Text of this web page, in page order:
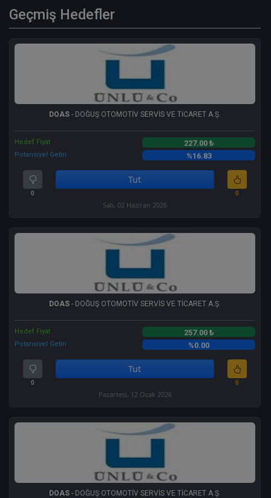
Geçmiş Hedefler
DOAS - DOĞUŞ OTOMOTİV SERVİS VE TİCARET A.Ş.
Hedef Fiyat 227.00 ₺
Potansiyel Getiri %16.83
0
Tut
0
Salı, 02 Haziran 2026
DOAS - DOĞUŞ OTOMOTİV SERVİS VE TİCARET A.Ş.
Hedef Fiyat 257.00 ₺
Potansiyel Getiri %0.00
0
Tut
0
Pazartesi, 12 Ocak 2026
DOAS - DOĞUŞ OTOMOTİV SERVİS VE TİCARET A.Ş.